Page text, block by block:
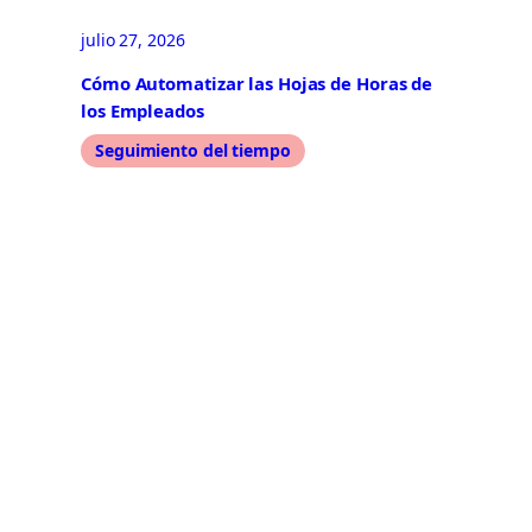
julio 27, 2026
Cómo Automatizar las Hojas de Horas de
los Empleados
Seguimiento del tiempo